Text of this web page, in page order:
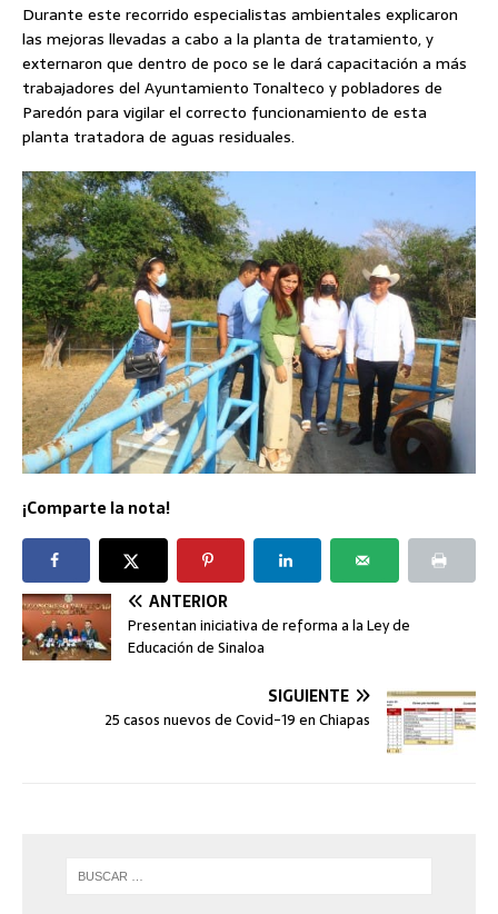
Durante este recorrido especialistas ambientales explicaron
las mejoras llevadas a cabo a la planta de tratamiento, y
externaron que dentro de poco se le dará capacitación a más
trabajadores del Ayuntamiento Tonalteco y pobladores de
Paredón para vigilar el correcto funcionamiento de esta
planta tratadora de aguas residuales.
¡Comparte la nota!
ANTERIOR
Presentan iniciativa de reforma a la Ley de
Educación de Sinaloa
SIGUIENTE
25 casos nuevos de Covid-19 en Chiapas